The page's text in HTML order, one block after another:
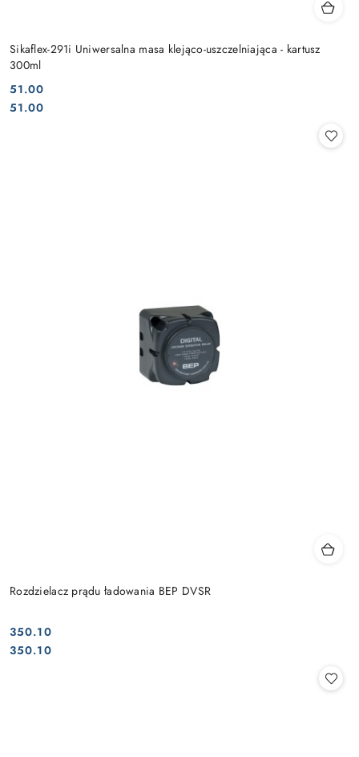
Sikaflex-291i Uniwersalna masa klejąco-uszczelniająca - kartusz
300ml
Cena:
51.00
Cena:
51.00
Rozdzielacz prądu ładowania BEP DVSR
Cena:
350.10
Cena:
350.10